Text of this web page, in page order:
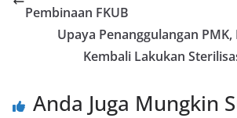
Pembinaan FKUB
Upaya Penanggulangan
Kembali Lakukan
Anda Juga Mungkin